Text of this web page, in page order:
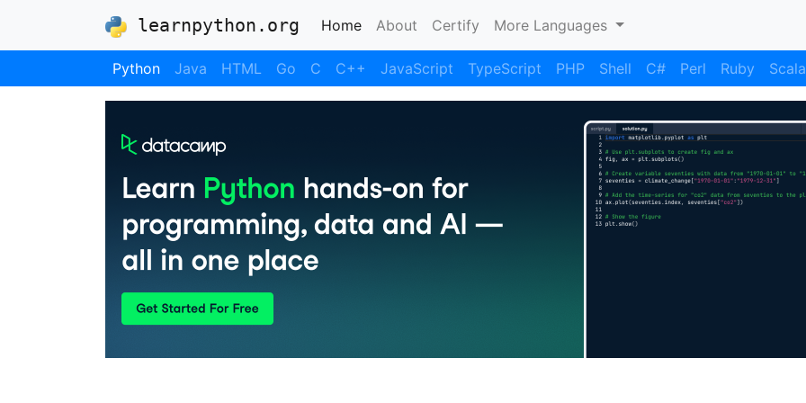
learnpython.org Home(current)
About Certify More Languages
Python Java HTML Go C C++ JavaScript TypeScript PHP Shell C# Perl Ruby Scala